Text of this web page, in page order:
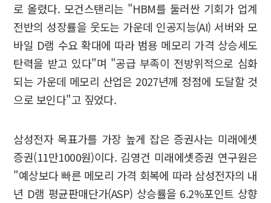
로 올렸다. 모건스탠리는 "HBM를 둘러싼 기회가 업계
전반의 성장률을 웃도는 가운데 인공지능(AI) 서버와 모
바일 D램 수요 확대에 따라 범용 메모리 가격 상승세도
탄력을 받고 있다"며 "공급 부족이 전방위적으로 심화
되는 가운데 메모리 산업은 2027년께 정점에 도달할 것
으로 보인다"고 짚었다.
삼성전자 목표가를 가장 높게 잡은 증권사는 미래에셋
증권(11만1000원)이다. 김영건 미래에셋증권 연구원은
"예상보다 빠른 메모리 가격 회복에 따라 삼성전자의 내
년 D램 평균판매단가(ASP) 상승률을 6.2%포인트 상향